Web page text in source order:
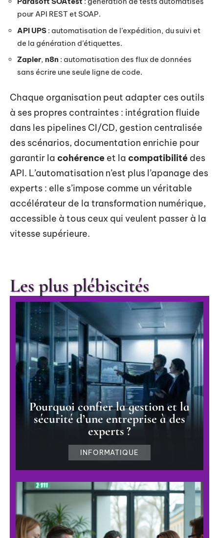
pour API REST et SOAP.
API UPS : automatisation de l’expédition, du suivi et
de la génération d’étiquettes.
Zapier, n8n : automatisation des flux de données
sans écrire une seule ligne de code.
Chaque organisation peut adapter ces outils
à ses propres contraintes : intégration fluide
dans les pipelines CI/CD, gestion centralisée
des scénarios, documentation enrichie pour
garantir la cohérence et la compatibilité des
API. L’automatisation n’est plus l’apanage des
experts : elle s’impose comme un véritable
accélérateur de la transformation numérique,
accessible à tous ceux qui veulent passer à la
vitesse supérieure.
Les plus plébiscités
Pourquoi confier la gestion et la
sécurité d’une entreprise à des
experts ?
INFORMATIQUE